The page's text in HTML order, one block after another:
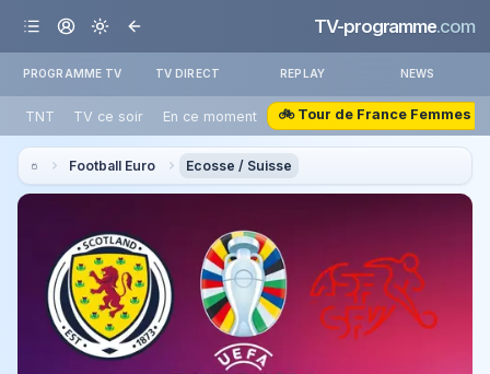
TV-programme.com
PROGRAMME TV TV DIRECT REPLAY NEWS
TNT TV ce soir En ce moment 🚲 Tour de France Femmes
Football Euro Ecosse / Suisse